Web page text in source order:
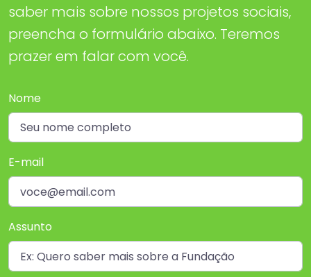
saber mais sobre nossos projetos sociais,
preencha o formulário abaixo. Teremos
prazer em falar com você.
Nome
E-mail
Assunto